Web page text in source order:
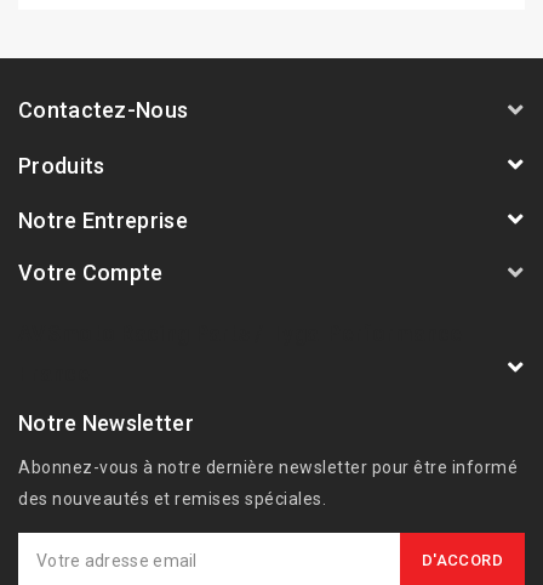
Contactez-Nous
Produits
Notre Entreprise
Votre Compte
Notre Newsletter
Abonnez-vous à notre dernière newsletter pour être informé
des nouveautés et remises spéciales.